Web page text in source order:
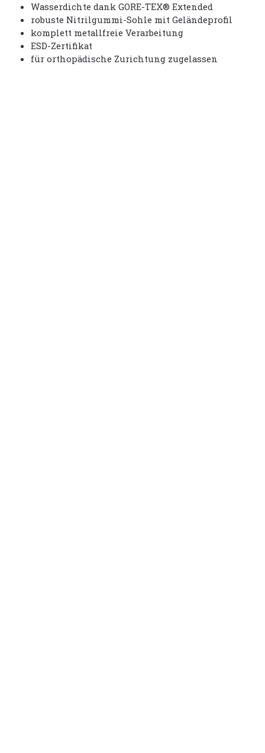
Wasserdichte dank GORE-TEX® Extended
robuste Nitrilgummi-Sohle mit Geländeprofil
komplett metallfreie Verarbeitung
ESD-Zertifikat
für orthopädische Zurichtung zugelassen